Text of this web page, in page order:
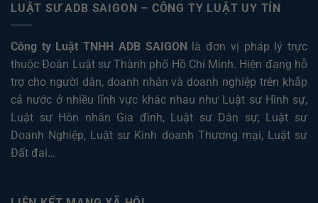
LUẬT SƯ ADB SAIGON – CÔNG TY LUẬT UY TÍN
Công ty Luật TNHH ADB SAIGON
là đơn vị pháp lý trực
thuộc Đoàn Luật sư Thành phố Hồ Chí Minh. Hiện đang hỗ
trợ cho người dân, doanh nhân và doanh nghiệp trên khắp
cả nước ở nhiều lĩnh vực khác nhau như Luật sư Hình sự,
Luật sư Hôn nhân Gia đình, Luật sư Dân sự, Luật sư
Doanh Nghiệp, Luật sư Kinh doanh Thương mại, Luật sư
Đất đai…